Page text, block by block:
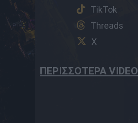
TikTok
Threads
X
ΠΕΡΙΣΣΟΤΕΡΑ VIDEO